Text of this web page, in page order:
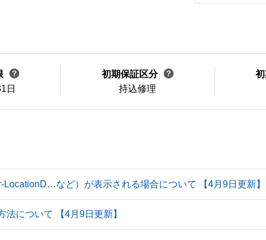
日
初期保証区分
持込修理
など）が表示される場合について 【4月9日更新】
法について 【4月9日更新】